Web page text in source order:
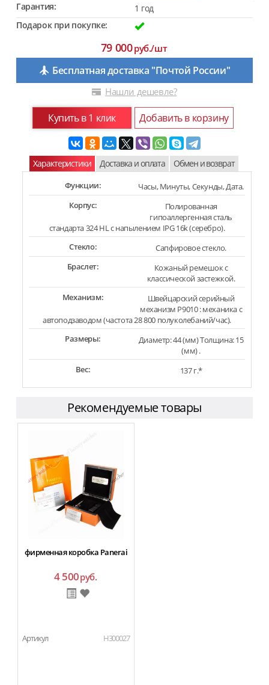
Гарантия:
1 год
Подарок при покупке:
79 000руб./шт
Бесплатная доставка "Почтой России"
Нашли дешевле?
Купить в 1 клик Добавить в корзину
Характеристики Доставка и оплата Обмен и возврат
Функции:
Часы, Минуты, Секунды, Дата.
Корпус:
Полированная
гипоаллергенная сталь
стандарта 324 HL с напылением IPG 16k (серебро).
Стекло:
Сапфировое стекло.
Браслет:
Кожаный ремешок с
классической застежкой.
Механизм:
Швейцарский серийный
механизм P9010 : механика с
автоподзаводом (частота 28 800 полуколебаний/час).
Размеры:
Диаметр: 44 (мм) Толщина: 15
(мм) .
Вес:
137 г.*
Рекомендуемые товары
фирменная коробка Panerai
4 500руб.
Артикул H300027